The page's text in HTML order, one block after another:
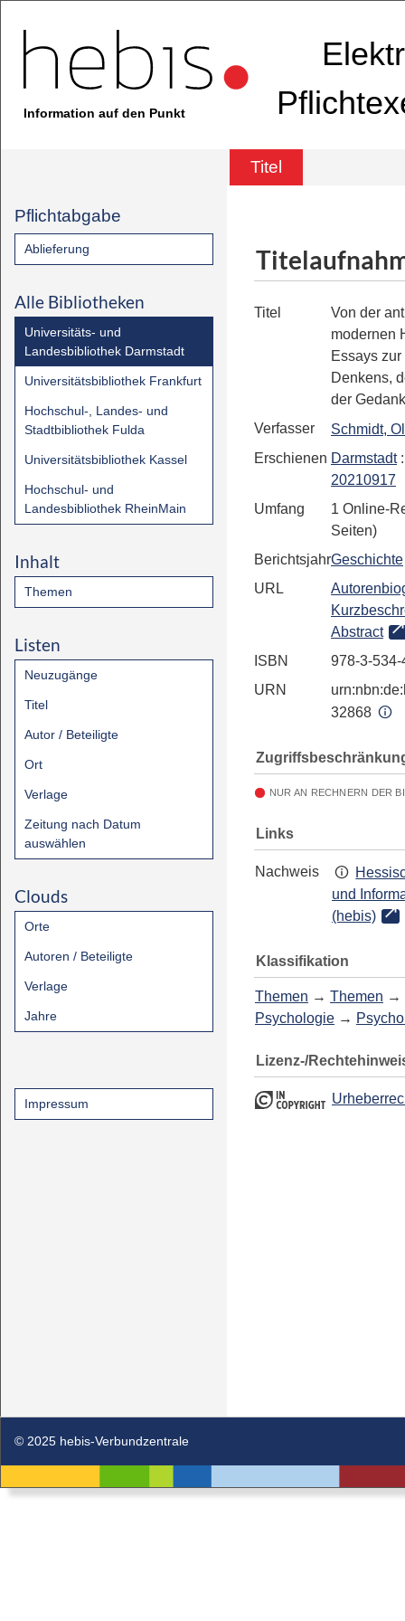
Information auf den Punkt
Titel
Pflichtabgabe
Ablieferung
Alle Bibliotheken
Universitäts- und
Landesbibliothek Darmstadt
Universitätsbibliothek Frankfurt
Hochschul-, Landes- und
Stadtbibliothek Fulda
Universitätsbibliothek Kassel
Hochschul- und
Landesbibliothek RheinMain
Inhalt
Themen
Listen
Neuzugänge
Titel
Autor / Beteiligte
Ort
Verlage
Zeitung nach Datum
auswählen
Clouds
Orte
Autoren / Beteiligte
Verlage
Jahre
Impressum
Titel
Von der
modernen
Essays
Denkens,
der
Verfasser
Schmidt,
Erschienen Darmstadt
20210917
Umfang
1 Online-
Seiten)
BerichtsjahrGeschichte
URL
Abstract
ISBN
978-3-
URN
32868
NUR AN RECHNERN DER
Links
Nachweis
und
(hebis)
Klassifikation
Themen → Themen →
Psychologie →
Lizenz-/
© 2025 hebis-Verbundzentrale